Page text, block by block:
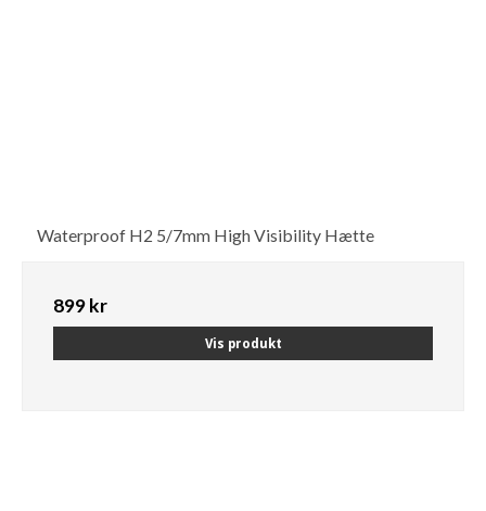
Waterproof H2 5/7mm High Visibility Hætte
899 kr
Vis produkt